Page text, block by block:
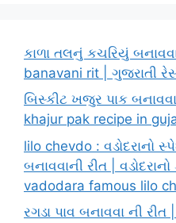
કાળા તલનું કચરિયું
banavani rit | ગુજરાતી
બિસ્કીટ ખજુર પાક
khajur pak recipe in
lilo chevdo : વડોદરાનો
બનાવવાની રીત |
vadodara famous lilo
રગડા પાવ બનાવવા ની